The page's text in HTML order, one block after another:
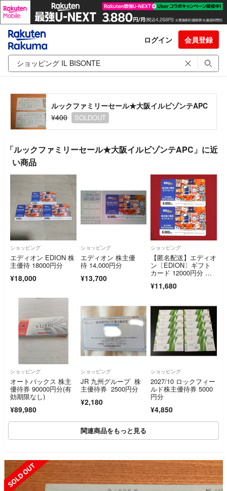
ログイン 会員登録
ルックファミリーセール★大阪イルビゾンテAPC
¥400
SOLDOUT
「ルックファミリーセール★大阪イルビゾンテAPC」に近
い商品
ショッピング
エディオン EDION 株
主優待 18000円分
¥18,000
ショッピング
エディオン 株主優
待 14,000円分
¥13,700
ショッピング
【匿名配送】エディオ
ン〔EDION〕ギフト
カード 12000円分 株
ト券 買物券 即決 最
¥11,680
ショッピング
オートバックス 株主
優待券 90000円分(有
効期限なし)
¥89,980
ショッピング
JR 九州グループ 株
主優待券 2500円分
¥2,180
ショッピング
2027/10 ロックフィー
ルド株主優待券 5000
円分
¥4,850
関連商品をもっと見る
SOLD OUT